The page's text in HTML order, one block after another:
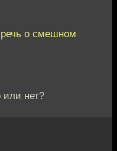
о смешном
или нет?